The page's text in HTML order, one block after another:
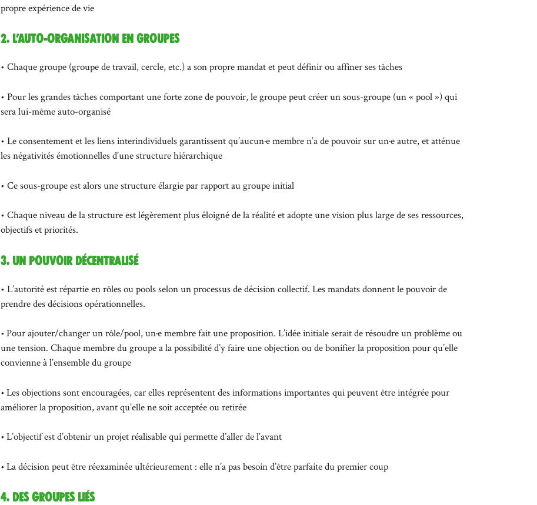
propre expérience de vie
2. L’auto-organisation en groupes
• Chaque groupe (groupe de travail, cercle, etc.) a son propre mandat et peut définir ou affiner ses tâches
• Pour les grandes tâches comportant une forte zone de pouvoir, le groupe peut créer un sous-groupe (un « pool ») qui
sera lui-même auto-organisé
• Le consentement et les liens interindividuels garantissent qu’aucun·e membre n’a de pouvoir sur un·e autre, et atténue
les négativités émotionnelles d’une structure hiérarchique
• Ce sous-groupe est alors une structure élargie par rapport au groupe initial
• Chaque niveau de la structure est légèrement plus éloigné de la réalité et adopte une vision plus large de ses ressources,
objectifs et priorités.
3. Un pouvoir décentralisé
• L’autorité est répartie en rôles ou pools selon un processus de décision collectif. Les mandats donnent le pouvoir de
prendre des décisions opérationnelles.
• Pour ajouter/changer un rôle/pool, un·e membre fait une proposition. L’idée initiale serait de résoudre un problème ou
une tension. Chaque membre du groupe a la possibilité d’y faire une objection ou de bonifier la proposition pour qu’elle
convienne à l’ensemble du groupe
• Les objections sont encouragées, car elles représentent des informations importantes qui peuvent être intégrée pour
améliorer la proposition, avant qu’elle ne soit acceptée ou retirée
• L’objectif est d’obtenir un projet réalisable qui permette d’aller de l’avant
• La décision peut être réexaminée ultérieurement : elle n’a pas besoin d’être parfaite du premier coup
4. Des groupes liés